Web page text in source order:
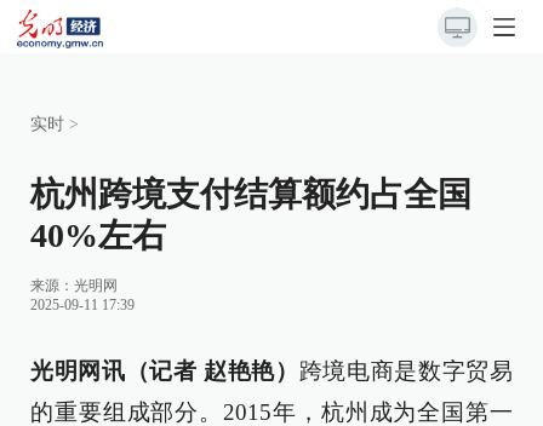
实时 >
杭州跨境支付结算额约占全国
40%左右
来源： 光明网
2025-09-11 17:39
光明网讯（记者 赵艳艳） 跨境电商是数字贸易
的重要组成部分。2015年，杭州成为全国第一